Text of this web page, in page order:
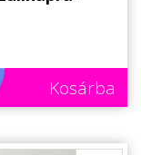
Kosárba